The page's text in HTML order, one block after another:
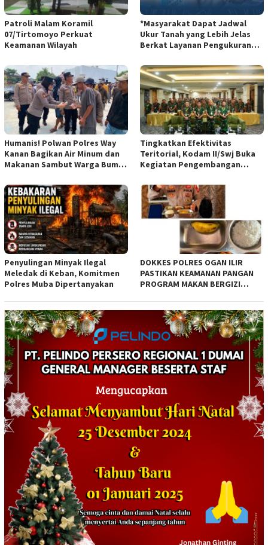
Patroli Malam Koramil
07/Tirtomoyo Perkuat
Keamanan Wilayah
*Masyarakat Dapat Jadwal
Ukur Tanah yang Lebih Jelas
Berkat Layanan Pengukuran
Humanis! Polwan Polres Way
Kanan Bagikan Air Minum dan
Makanan Sambut Warga Bumi
Tingkatkan Efektivitas
Teritorial, Kodam II/Swj Buka
Kegiatan Pengembangan
Apkowil TA 2026*
Penyulingan Minyak Ilegal
Meledak di Keban, Komitmen
Polres Muba Dipertanyakan
DOKKES POLRES OGAN ILIR
PASTIKAN KEAMANAN PANGAN
PROGRAM MAKAN BERGIZI
ORGANOLEPTIK*